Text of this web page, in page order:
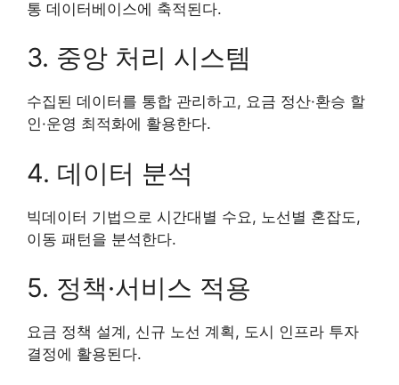
통 데이터베이스에 축적된다.
3. 중앙 처리 시스템
수집된 데이터를 통합 관리하고, 요금 정산·환승 할
인·운영 최적화에 활용한다.
4. 데이터 분석
빅데이터 기법으로 시간대별 수요, 노선별 혼잡도,
이동 패턴을 분석한다.
5. 정책·서비스 적용
요금 정책 설계, 신규 노선 계획, 도시 인프라 투자
결정에 활용된다.